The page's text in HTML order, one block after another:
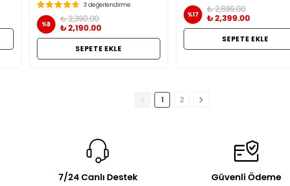
3 değerlendirme
%8
₺ 2,390.00
₺ 2,190.00
SEPETE EKLE
%17
₺ 2,899.00
₺ 2,399.00
SEPETE EKLE
1 2
7/24 Canlı Destek Güvenli Ödeme